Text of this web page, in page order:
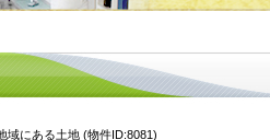
域にある土地 (物件ID:8081)